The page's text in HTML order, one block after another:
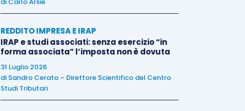
REDDITO IMPRESA E IRAP
IRAP e studi associati: senza esercizio “in
forma associata” l’imposta non è dovuta
31 Luglio 2026
di Sandro Cerato – Direttore Scientifico del Centro
Studi Tributari